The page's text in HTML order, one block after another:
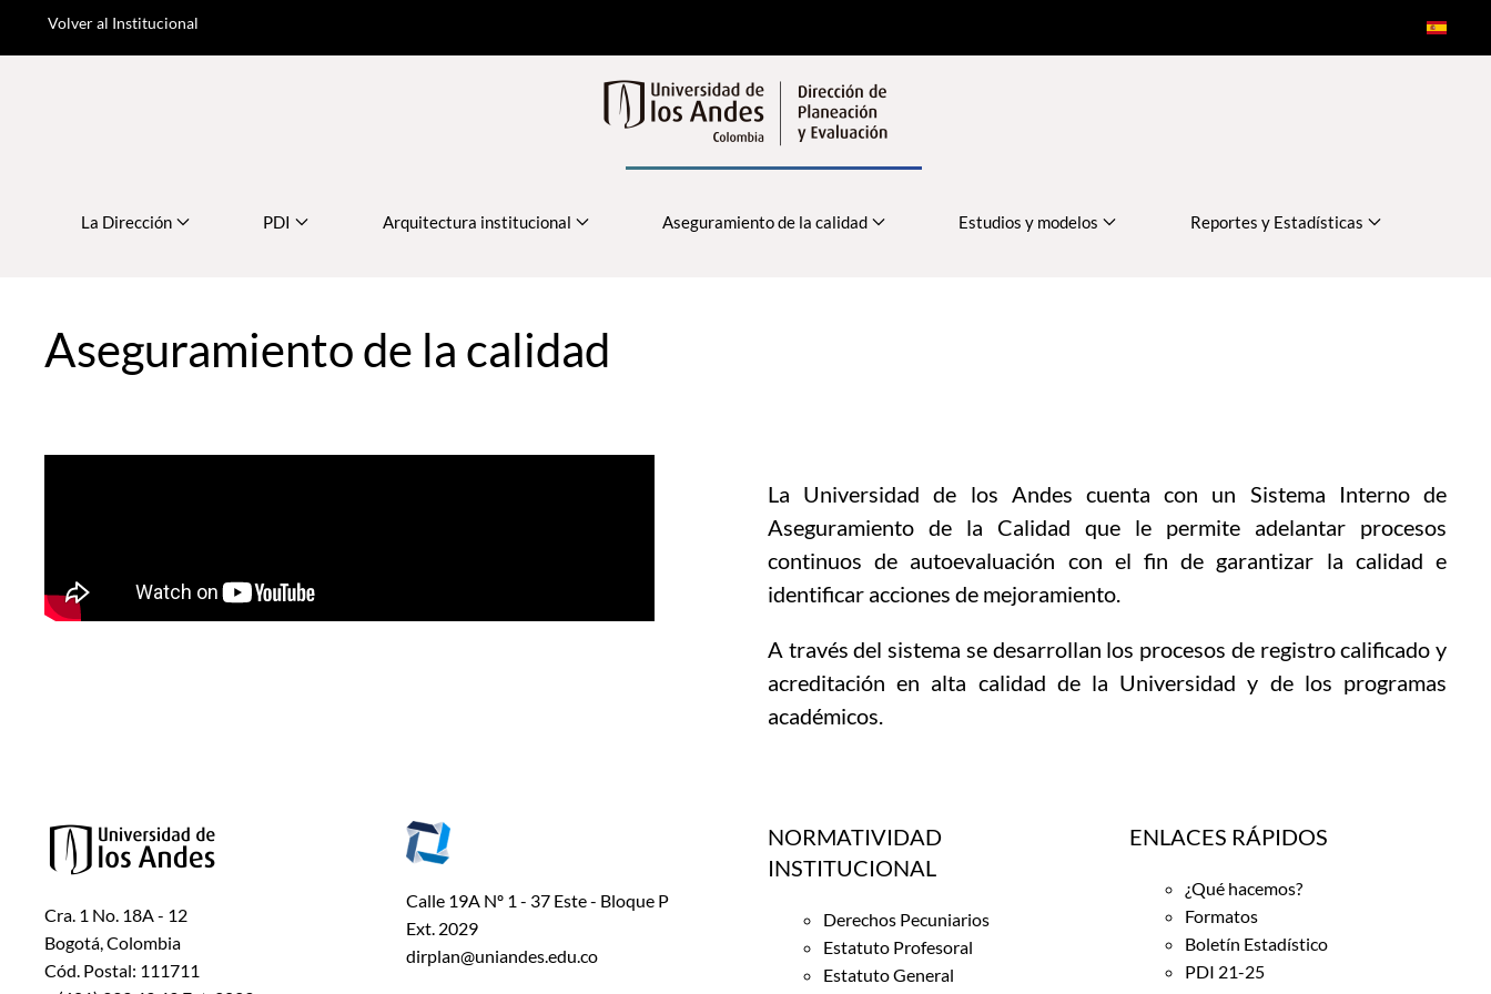
Skip to main content
Volver al Institucional
La Dirección PDI Arquitectura institucional Aseguramiento de la calidad Estudios y modelos Reportes y Estadísticas
Aseguramiento de la calidad
La Universidad de los Andes cuenta con un Sistema Interno de
Aseguramiento de la Calidad que le permite adelantar procesos
continuos de autoevaluación con el fin de garantizar la calidad e
identificar acciones de mejoramiento.
A través del sistema se desarrollan los procesos de registro calificado y
acreditación en alta calidad de la Universidad y de los programas
académicos.
Cra. 1 No. 18A - 12
Bogotá, Colombia
Cód. Postal: 111711
Calle 19A Nº 1 - 37 Este - Bloque P
Ext. 2029
dirplan@uniandes.edu.co
NORMATIVIDAD
INSTITUCIONAL
Derechos Pecuniarios
Estatuto Profesoral
Estatuto General
ENLACES RÁPIDOS
¿Qué hacemos?
Formatos
Boletín Estadístico
PDI 21-25